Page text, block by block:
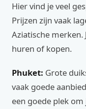
Hier vind je veel
Prijzen zijn vaak
Aziatische merken.
huren of kopen.
Phuket: Grote
vaak goede
een goede plek